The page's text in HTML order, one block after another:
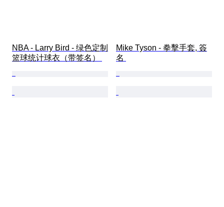
NBA - Larry Bird - 绿色定制
篮球统计球衣（带签名）
Mike Tyson - 拳擊手套, 簽
名